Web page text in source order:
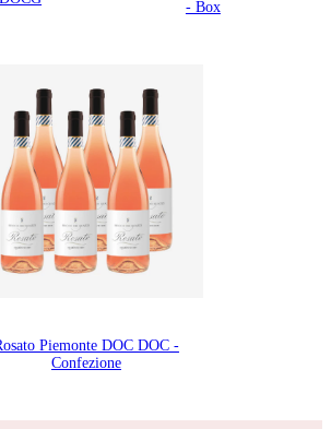
- Box
Piemonte DOC DOC -
Confezione